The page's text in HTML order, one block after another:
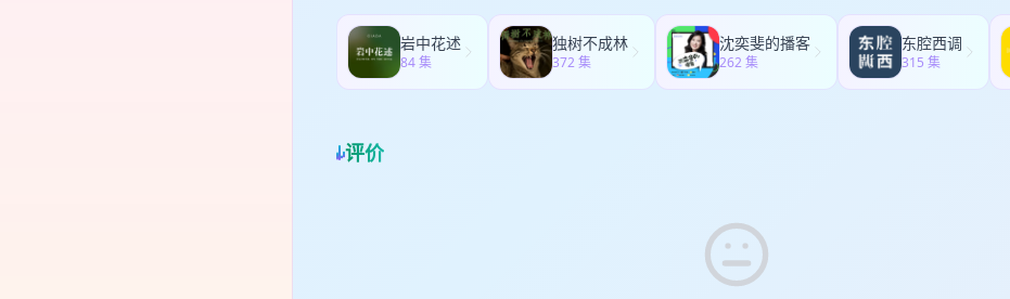
加小助手 xinxianrenlei_basket或主理人 fushengaichiyu 手动进群喔～ 【关于
世界跃跃欲试的新一代年轻人，除了读书考试、大厂内卷，我们能否打破一成不
追寻新鲜有趣的生活选择？ 《新鲜人类NewEpoch》是一档跳脱三点一线，打破既
对谈型播客节目，现由小鹿、魔法共同主持。 每期我们会邀请一位斜杠青年嘉宾
迁徙。最近很爱收集meme梗图发给朋友们。 剪辑：仄三、阿花 文案：丝丝、宁
自助进群方式已满，欢迎VX添加小助手 xinxianrenlei_basket或主理人
喔～ 【关于本播客】 作为对世界跃跃欲试的新一代年轻人，除了读书考试、大厂
破一成不变的人生叙事，去追寻新鲜有趣的生活选择？ 《新鲜人类NewEpoch》是
的大城市的去留问题，或许问题本质只在于那份能让我们感到有价值感的选择……
心，也回归现实聊聊超一线城市与新一线、二线城市的求职工作差别。 【时间戳
Lebby: 逃离北上回到西安，三年换六份工作的00后 01:52 西安作为新一线城市有
03:36 Lebby为何来到上海？郭敬明的小说到底让多少人憧憬上海？！ 11:31 非一
普通人一个，持续内向偶尔社恐，正在探索人生、宇宙和自己中。全网ID不同名，
魔法： E和I之间反复横跳的骨灰级哈迷，想做时尚圈最有好奇心的搬砖人。有个自
想老了之后写本自传。音乐、播客、小说伴我成长！温和的外表下有时候一针见血
一是去非洲看动物迁徙。最近很爱收集meme梗图发给朋友们。 剪辑：二几 文案：
岩中花述
84 集
独树不成林
372 集
沈奕斐的播客
262 集
东腔西调
315 集
评价